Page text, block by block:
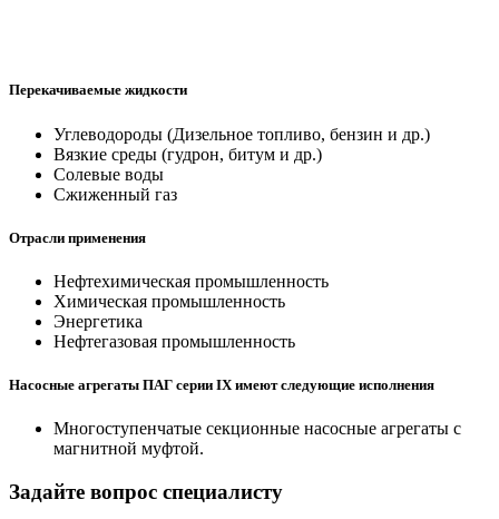
Перекачиваемые жидкости
Углеводороды (Дизельное топливо, бензин и др.)
Вязкие среды (гудрон, битум и др.)
Солевые воды
Сжиженный газ
Отрасли применения
Нефтехимическая промышленность
Химическая промышленность
Энергетика
Нефтегазовая промышленность
Насосные агрегаты ПАГ серии IX имеют следующие исполнения
Многоступенчатые секционные насосные агрегаты с
магнитной муфтой.
Задайте вопрос специалисту